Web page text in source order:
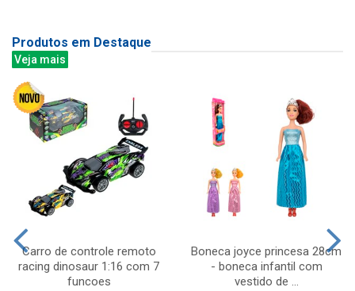
Produtos em Destaque
Veja mais
Carro de controle remoto
racing dinosaur 1:16 com 7
funcoes
Boneca joyce princesa 28cm
- boneca infantil com
vestido de ...